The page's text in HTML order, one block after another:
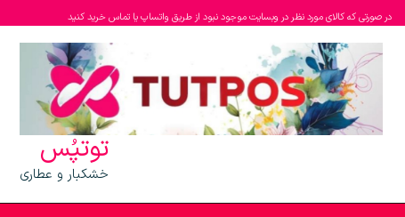
در صورتی که کالای مورد نظر در وبسایت موجود نبود از طریق واتساپ یا تماس خرید کنید
توتپُس
خشکبار و عطاری